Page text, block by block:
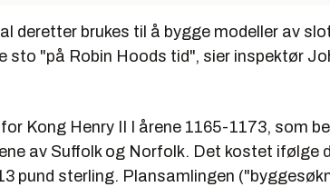
deretter brukes til å bygge modeller av
sto "på Robin Hoods tid", sier inspektør
Kong Henry II I årene 1165-1173, som
av Suffolk og Norfolk. Det kostet ifølge
pund sterling. Plansamlingen